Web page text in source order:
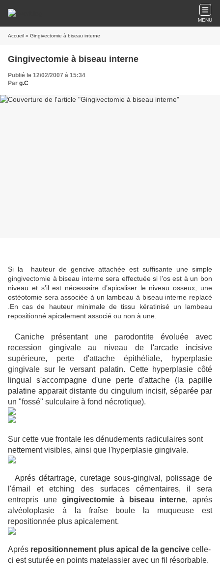
MENU
Accueil » Gingivectomie à biseau interne
Gingivectomie à biseau interne
Publié le 12/02/2007 à 15:34
Par g.C
Si la hauteur de gencive attachée est suffisante une simple
gingivectomie à biseau interne sera effectuée si l’os est à un bon
niveau et s’il est nécessaire d’apicaliser le niveau osseux, une
ostéotomie sera associée à un lambeau à biseau interne replacé
.En cas de hauteur minimale de tissu kératinisé un lambeau
repositionné apicalement associé ou non à une.
Caniche présentant une parodontite évoluée avec
recession gingivale au niveau de l'arcade incisive
supérieure, perte d'attache épithéliale, hyperplasie
gingivale sur le versant palatin. Cette hyperplasie côté
lingual s'accompagne d'une perte d'attache (la papille
palatine apparait distante du cingulum incisif, séparée par
un "fossé" sulculaire à fond nécrotique).
Sur cette vue frontale les dénudements radiculaires sont
nettement visibles, ainsi que l'hyperplasie gingivale.
Aprés détartrage, curetage sous-gingival, polissage de
l'émail et etching des surfaces cémentaires, il sera
entrepris une gingivectomie à biseau interne, aprés
alvéoloplasie à la fraîse boule la muqueuse est
repositionnée plus apicalement.
Aprés repositionnement plus apical de la gencive celle-
ci est suturée en points matelassier avec un fil résorbable.